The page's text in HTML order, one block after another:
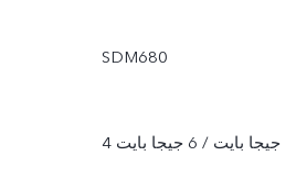
SDM680
4 جيجا بايت / 6 جيجا بايت